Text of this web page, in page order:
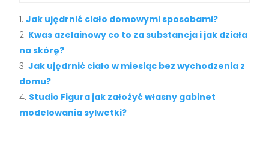
Jak ujędrnić ciało domowymi sposobami?
Kwas azelainowy co to za substancja i jak działa
na skórę?
Jak ujędrnić ciało w miesiąc bez wychodzenia z
domu?
Studio Figura jak założyć własny gabinet
modelowania sylwetki?